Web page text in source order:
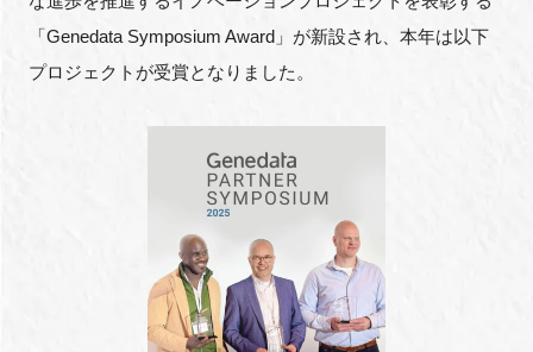
「Genedata Symposium Award」が新設され、本年は以下
プロジェクトが受賞となりました。